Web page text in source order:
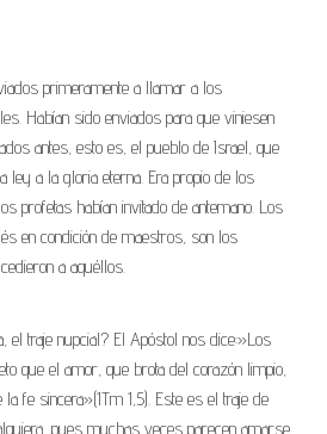
primeramente a llamar a los
Habían sido enviados para que viniesen
antes, esto es, el pueblo de Israel, que
ley a la gloria eterna. Era propio de los
profetas habían invitado de antemano. Los
en condición de maestros, son los
a aquéllos.
el traje nupcial? El Apóstol nos dice:»Los
que el amor, que brota del corazón limpio,
fe sincera»(1Tm 1,5). Este es el traje de
pues muchas veces parecen amarse